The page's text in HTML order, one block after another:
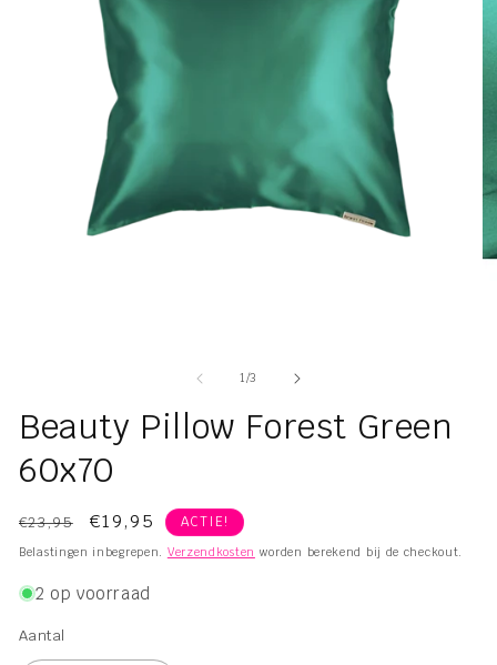
1/van
3
Beauty Pillow Forest Green
60x70
Normale
prijs
€23,95 Aanbiedingsprijs
€19,95 ACTIE!
Belastingen inbegrepen. Verzendkosten worden berekend bij de checkout.
2 op voorraad
Aantal
Aantal